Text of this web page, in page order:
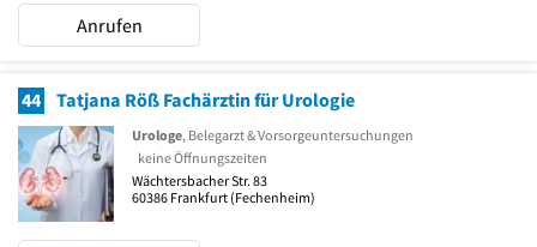
Anrufen
44 Tatjana Röß Fachärztin für Urologie
Urologe, Belegarzt & Vorsorgeuntersuchungen
keine Öffnungszeiten
Wächtersbacher Str. 83
60386 Frankfurt (Fechenheim)